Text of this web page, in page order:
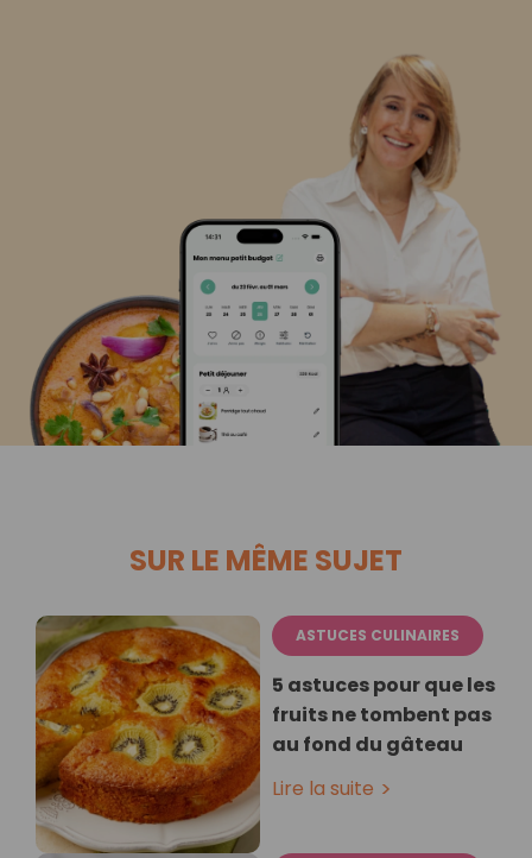
SUR LE MÊME SUJET
ASTUCES CULINAIRES
5 astuces pour que les
fruits ne tombent pas
au fond du gâteau
Lire la suite